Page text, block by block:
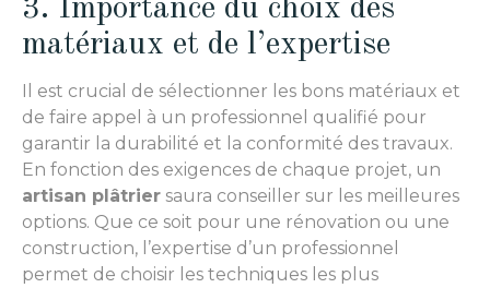
3. Importance du choix des
matériaux et de l’expertise
Il est crucial de sélectionner les bons matériaux et
de faire appel à un professionnel qualifié pour
garantir la durabilité et la conformité des travaux.
En fonction des exigences de chaque projet, un
artisan plâtrier saura conseiller sur les meilleures
options. Que ce soit pour une rénovation ou une
construction, l’expertise d’un professionnel
permet de choisir les techniques les plus